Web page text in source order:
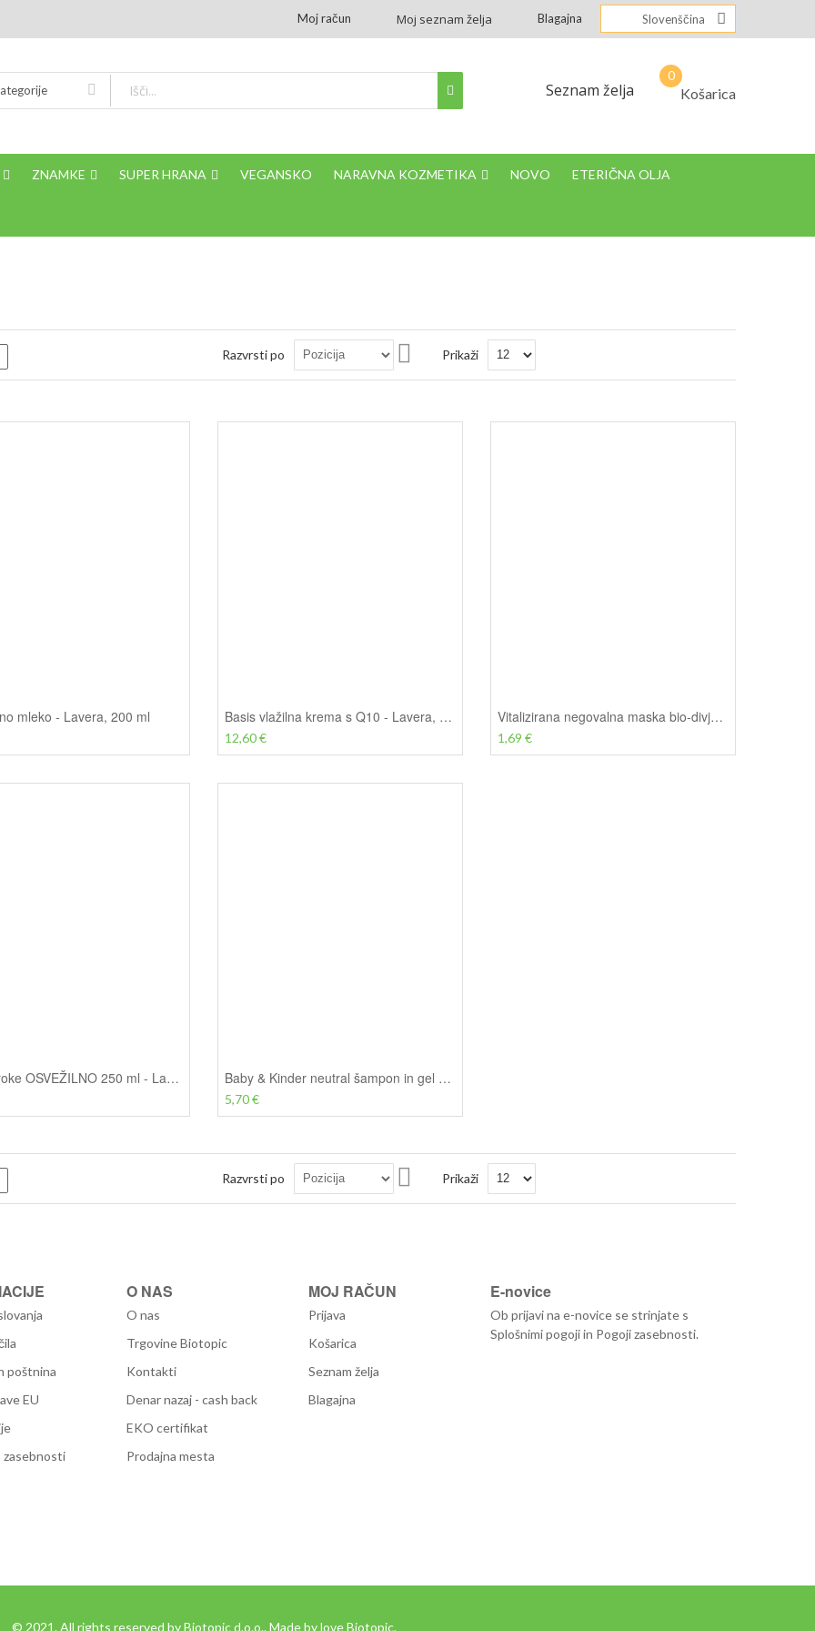
Moj račun Moj seznam želja Blagajna Slovenščina
Seznam želja Košarica
ZNAMKE SUPER HRANA VEGANSKO NARAVNA KOZMETIKA NOVO ETERIČNA OLJA
Razvrsti po
NastaviPrikaži
mleko - Lavera, 200 ml Basis vlažilna krema s Q10 - Lavera, 50 ml
12,60 €
Vitalizirana negovalna maska bio-divja vrtnica - Lavera, 10 ml
1,69 €
Milo za roke OSVEŽILNO 250 ml - Lavera Baby & Kinder neutral šampon in gel za prhanje - Lavera, 200 ml
5,70 €
Razvrsti po
NastaviPrikaži
poštnina
EU
O NAS
O nas
Trgovine Biotopic
Kontakti
Denar nazaj - cash back
EKO certifikat
Prodajna mesta
MOJ RAČUN
Prijava
Košarica
Seznam želja
Blagajna
E-novice
Ob prijavi na e-novice se strinjate s
Splošnimi pogojiin Pogoji zasebnosti.
© 2021. All rights reserved by Biotopic d.o.o.. Made by love Biotopic.